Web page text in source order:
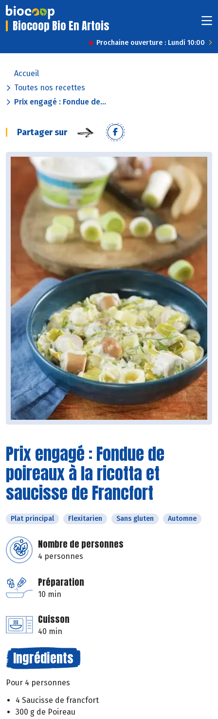
Biocoop Bio En Artois
Prochaine ouverture : Lundi 10:00
Accueil
Toutes nos recettes
Prix engagé : Fondue de...
Partager sur
Prix engagé : Fondue de
poireaux à la ricotta et
saucisse de Francfort
Plat principal Flexitarien Sans gluten Automne
Nombre de personnes
4 personnes
Préparation
10 min
Cuisson
40 min
Ingrédients
Pour 4 personnes
4 Saucisse de francfort
300 g de Poireau